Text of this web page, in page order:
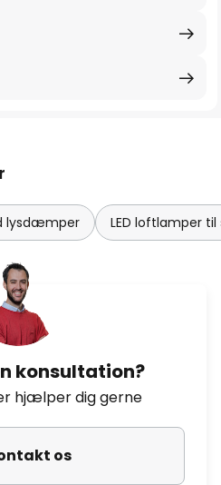
lysdæmper LED loftlamper
konsultation?
hjælper dig gerne
os